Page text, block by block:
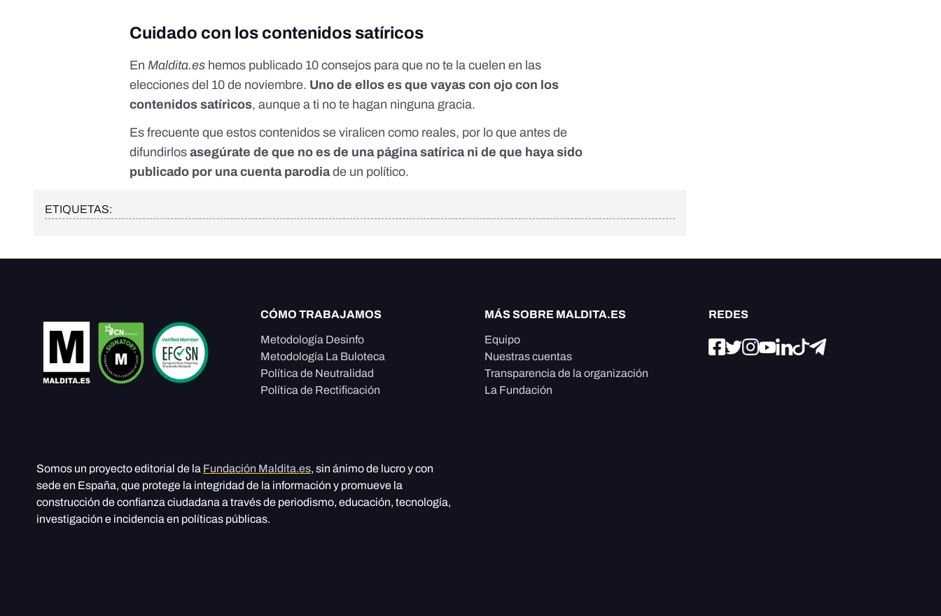
Cuidado con los contenidos satíricos
EnMaldita.es hemos publicado 10 consejos para que no te la cuelen en las
elecciones del 10 de noviembre. Uno de ellos es que vayas con ojo con los
contenidos satíricos, aunque a ti no te hagan ninguna gracia.
Es frecuente que estos contenidos se viralicen como reales, por lo que antes de
difundirlosasegúrate de que no es de una página satírica ni de que haya sido
publicado por una cuenta parodiade un político.
ETIQUETAS:
CÓMO TRABAJAMOS
Metodología Desinfo
Metodología La Buloteca
Política de Neutralidad
Política de Rectificación
MÁS SOBRE MALDITA.ES
Equipo
Nuestras cuentas
Transparencia de la organización
La Fundación
REDES
Somos un proyecto editorial de la Fundación Maldita.es, sin ánimo de lucro y con
sede en España, que protege la integridad de la información y promueve la
construcción de confianza ciudadana a través de periodismo, educación, tecnología,
investigación e incidencia en políticas públicas.